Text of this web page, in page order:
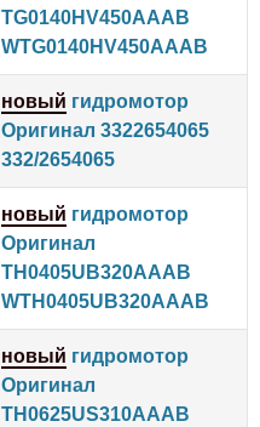
TG0140HV450AAAB
WTG0140HV450AAAB
новый гидромотор
Оригинал 3322654065
332/2654065
новый гидромотор
Оригинал
TH0405UB320AAAB
WTH0405UB320AAAB
новый гидромотор
Оригинал
TH0625US310AAAB